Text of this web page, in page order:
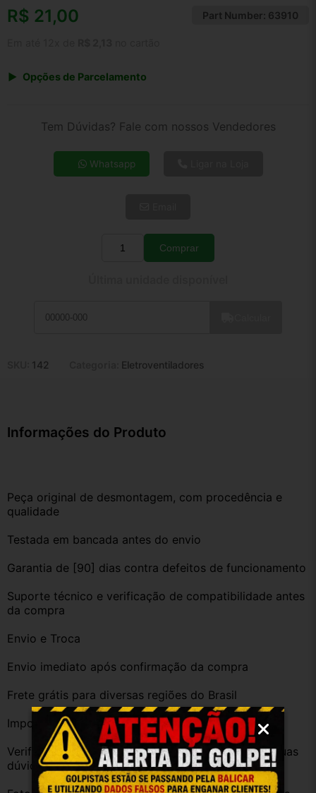
R$ 21,00 Part Number: 63910
Opções de Parcelamento
4x de R$ 5,82
5x de R$ 4,72
Tem Dúvidas? Fale com nossos Vendedores
Whatsapp
Quantidade
Comprar
142 Eletroventiladores
Informações do Produto
Peça original de desmontagem, com procedência e
qualidade
Testada em bancada antes do envio
Garantia de [90] dias contra defeitos de funcionamento
Suporte técnico e verificação de compatibilidade antes
da compra
Envio e Troca
Envio imediato após confirmação da compra
Frete grátis para diversas regiões do Brasil
Importante
Verifique a compatibilidade com seu veículo. Tire suas
dúvidas no campo de perguntas!